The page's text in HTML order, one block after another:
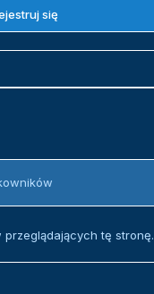
się
tę stronę.